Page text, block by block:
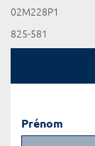
02M228P1
825-581
Prénom